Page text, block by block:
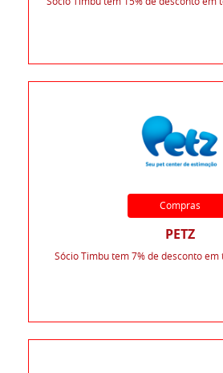
Compras
PETZ
Sócio Timbu tem 7% de desconto em